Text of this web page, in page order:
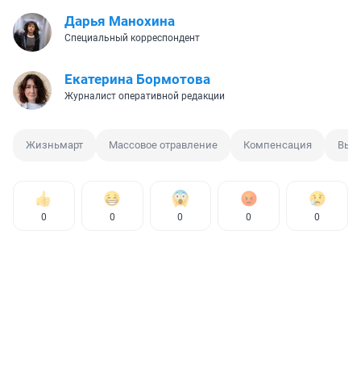
Дарья Манохина
Специальный корреспондент
Екатерина Бормотова
Журналист оперативной редакции
Жизньмарт Массовое отравление Компенсация
0 0 0 0 0